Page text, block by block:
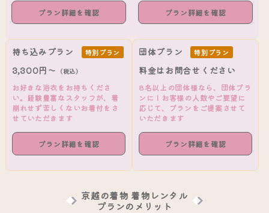
プラン詳細を確認 プラン詳細を確認
持ち込みプラン 特別プラン
3,300円～ （税込）
お好きな浴衣をお持ちくださ
い。経験豊富なスタッフが、着
崩れせず苦しくないお着付をさ
せていただきます
プラン詳細を確認
団体プラン 特別プラン
料金はお問合せください
8名以上の団体様なら、団体プラ
ンに！お客様の人数やご要望に
応じて、プランをご提案させて
いただきます
プラン詳細を確認
京越の着物 着物レンタル
プランのメリット